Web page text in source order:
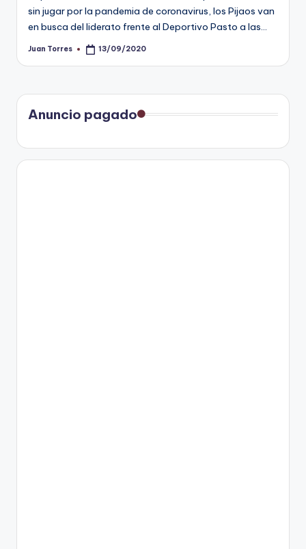
sin jugar por la pandemia de coronavirus, los Pijaos van
en busca del liderato frente al Deportivo Pasto a las…
Publicado
Juan Torres 13/09/2020
Anuncio pagado